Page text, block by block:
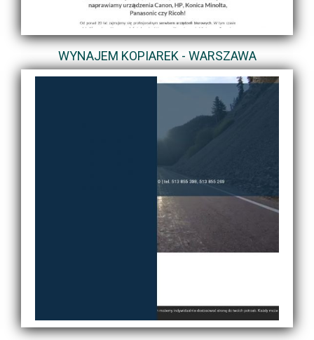
WYNAJEM KOPIAREK - WARSZAWA